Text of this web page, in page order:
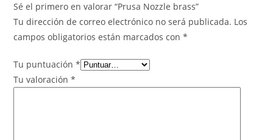
Sé el primero en valorar “Prusa Nozzle brass”
Tu dirección de correo electrónico no será publicada. Los
campos obligatorios están marcados con*
Tu puntuación*
Tu valoración*